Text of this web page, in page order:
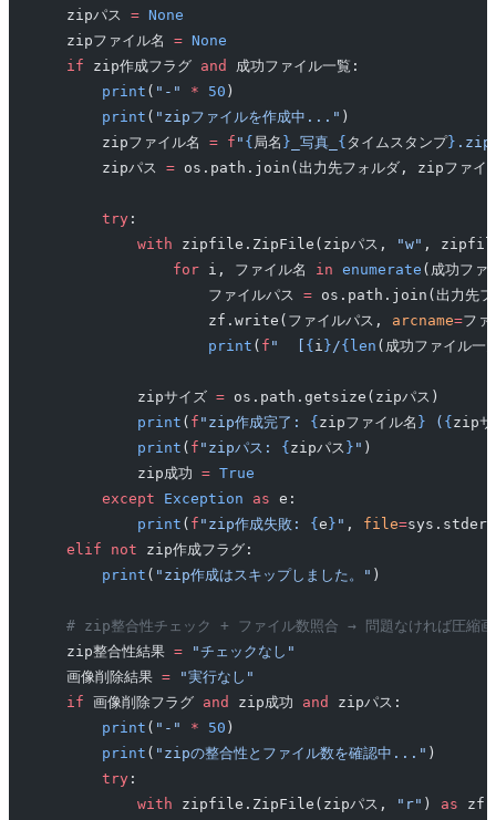
    zipパス
= None
    zipファイル名
= None
    if
zip作成フラグ and
成功ファイル一覧:
        print
( "-" * 50 )
        print
( "zipファイルを作成中..." )
        zipファイル名
= f " { 局名 } _写真_ { タイムスタンプ}
        zipパス
= os.path.join(出力先フォルダ, zipファイ
        try
:
            with
zipfile.ZipFile(zipパス, "w" ,
                for
i, ファイル名 in enumerate (成功フ
                    ファイルパス
= os.path.join(出力先フ
                    zf.write(ファイルパス,
arcname=フ
                    print
( f "  [ { i }/{len (成功ファイル一
            zipサイズ
= os.path.getsize(zipパス)
            print
( f "zip作成完了: { zipファイル名 } ( { zipサ
            print
( f "zipパス: { zipパス } " )
            zip成功
= True
        except
Exception as e:
            print
( f "zip作成失敗: { e } " , file=
    elif
not zip作成フラグ:
        print
( "zip作成はスキップしました。" )
# zip整合性チェック + ファイル数照合 → 問題なければ圧縮画
    zip整合性結果
= "チェックなし"
    画像削除結果
= "実行なし"
    if
画像削除フラグ and zip成功 and
zipパス:
        print
( "-" * 50 )
        print
( "zipの整合性とファイル数を確認中..." )
        try
:
            with
zipfile.ZipFile(zipパス, "r" ) as zf: